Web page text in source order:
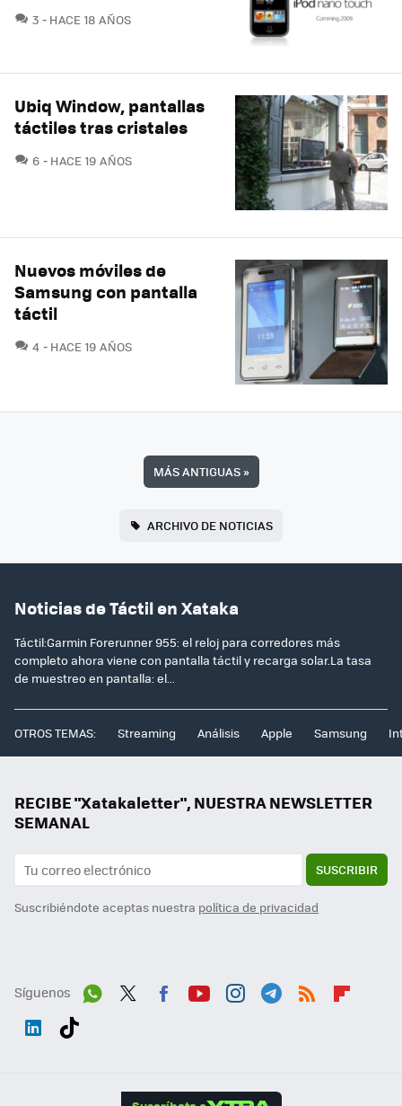
3 COMENTARIOS
HACE 18 AÑOS
Ubiq Window, pantallas
táctiles tras cristales
6 COMENTARIOS
HACE 19 AÑOS
Nuevos móviles de
Samsung con pantalla
táctil
4 COMENTARIOS
HACE 19 AÑOS
MÁS ANTIGUAS»
ARCHIVO DE NOTICIAS
Noticias de Táctil en Xataka
Táctil:Garmin Forerunner 955: el reloj para corredores más
completo ahora viene con pantalla táctil y recarga solar.La tasa
de muestreo en pantalla: el...
OTROS TEMAS: Streaming Análisis Apple Samsung
RECIBE "Xatakaletter", NUESTRA NEWSLETTER
SEMANAL
SUSCRIBIR
Suscribiéndote aceptas nuestra política de privacidad
Síguenos